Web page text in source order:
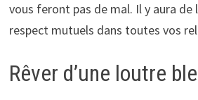
vous feront pas de mal. Il y aura de
respect mutuels dans toutes vos
Rêver d’une loutre